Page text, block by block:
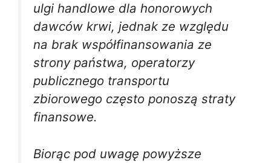
ulgi handlowe dla honorowych
dawców krwi, jednak ze względu
na brak współfinansowania ze
strony państwa, operatorzy
publicznego transportu
zbiorowego często ponoszą straty
finansowe.
Biorąc pod uwagę powyższe